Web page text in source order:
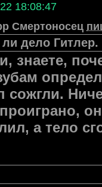
18:08:47
Смертоносец
ли дело
знаете,
сожгли.
а тело